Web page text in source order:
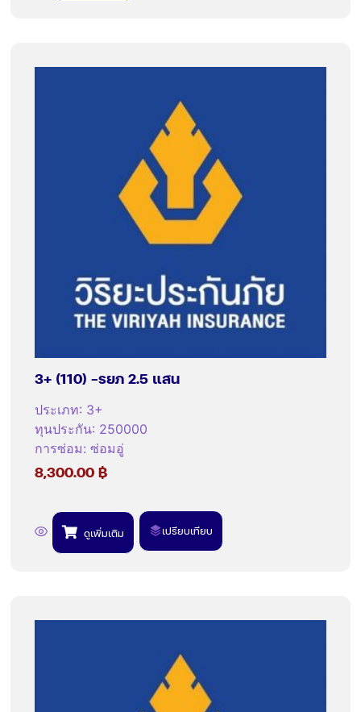
3+ (110) -รยภ 2.5 แสน
ประเภท: 3+
ทุนประกัน: 250000
การซ่อม:ซ่อมอู่
8,300.00฿
ดูเพิ่มเติม เปรียบเทียบ